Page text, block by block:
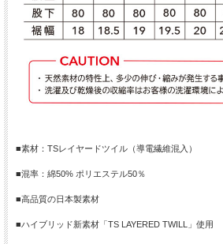
■素材：TSレイヤードツイル（導電繊維混入）
■混率：綿50% ポリエステル50％
■高品質の日本製素材
■ハイブリッド新素材「TS LAYERED TWILL」使用